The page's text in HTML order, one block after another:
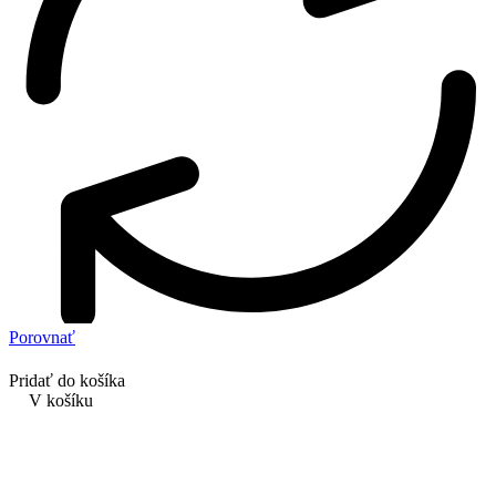
Porovnať
Pridať do košíka
V košíku